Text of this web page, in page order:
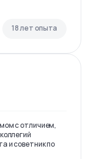
18 лет опыта
с отличием,
и советник по